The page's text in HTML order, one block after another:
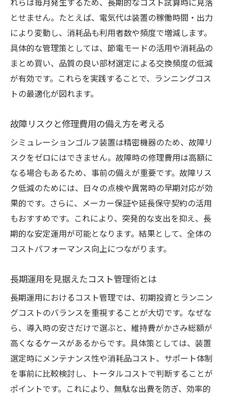
れらは毎月発生するため、長期的なコスト試算時に見落
とせません。たとえば、電気代は装置の稼働時間・出力
により変動し、消耗品も利用者数や頻度で増減します。
具体的な管理策としては、節電モードの活用や消耗品の
まとめ買い、品質の良い部材選定による交換頻度の低減
が有効です。これらを実践することで、ランニングコス
トの最適化が図れます。
故障リスクと修理費用の備え方を考える
シミュレーションゴルフ装置は精密機器のため、故障リ
スクをゼロにはできません。故障時の修理費用は高額に
なる場合もあるため、事前の備えが重要です。故障リス
ク低減のためには、日々の点検や異常時の早期対応が効
果的です。さらに、メーカー保証や延長保守契約の活用
もおすすめです。これにより、突発的な支出を抑え、長
期的な安定運用が可能となります。結果として、全体の
コストパフォーマンス向上につながります。
長期運用を見据えたコスト管理術とは
長期運用におけるコスト管理では、初期投資とランニン
グコストのバランスを重視することが大切です。なぜな
ら、導入時の安さだけで選ぶと、維持費がかさみ総額が
高くなるケースがあるからです。具体策としては、装置
選定時にメンテナンス性や消耗品コスト、サポート体制
を事前に比較検討し、トータルコストで判断することが
ポイントです。これにより、無駄な出費を防ぎ、効率的